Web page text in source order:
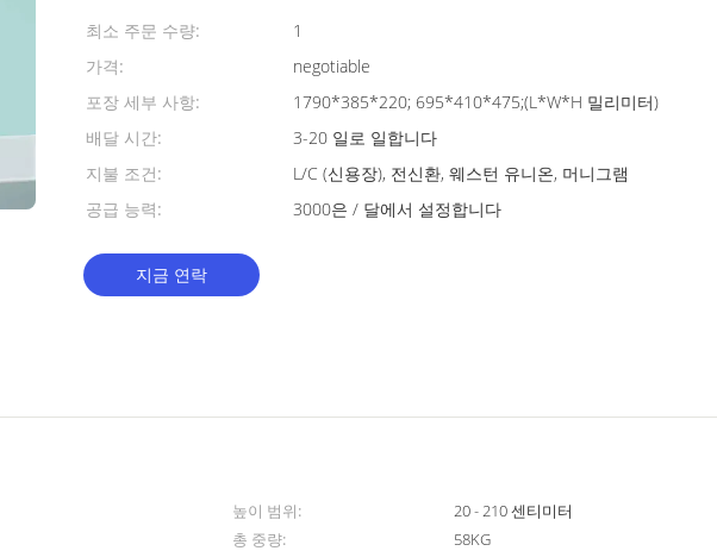
최소 주문 수량:
1
가격:
negotiable
포장 세부 사항:
1790*385*220; 695*410*475;(L*W*H 밀리미터)
배달 시간:
3-20 일로 일합니다
지불 조건:
L/C (신용장), 전신환, 웨스턴 유니온, 머니그램
공급 능력:
3000은 / 달에서 설정합니다
지금 연락
높이 범위:
20 - 210 센티미터
총 중량:
58KG